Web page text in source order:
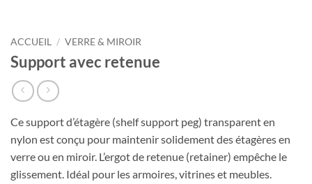
ACCUEIL / VERRE & MIROIR
Support avec retenue
Ce support d’étagère (shelf support peg) transparent en
nylon est conçu pour maintenir solidement des étagères en
verre ou en miroir. L’ergot de retenue (retainer) empêche le
glissement. Idéal pour les armoires, vitrines et meubles.